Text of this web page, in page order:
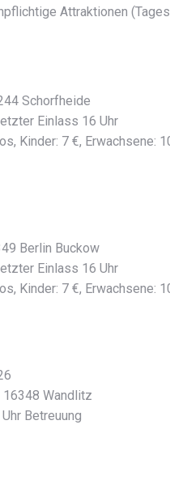
Attraktionen
Schorfheide
Einlass 16 Uhr
Kinder: 7 €, Erwachsene:
Berlin Buckow
Einlass 16 Uhr
Kinder: 7 €, Erwachsene:
16348 Wandlitz
Betreuung